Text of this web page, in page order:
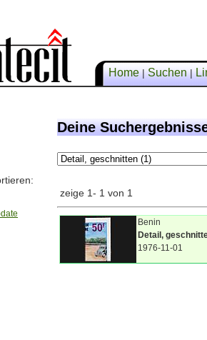
Home|Suchen|
Deine
zeige 1- 1 von 1
Benin
Detail,
1976-11-01